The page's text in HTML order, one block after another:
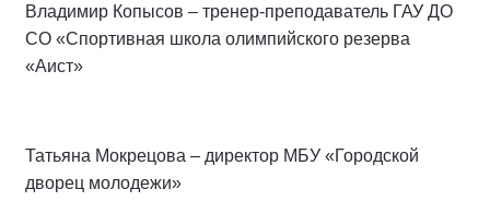
Владимир Копысов – тренер-преподаватель ГАУ ДО
СО «Спортивная школа олимпийского резерва
«Аист»
Татьяна Мокрецова – директор МБУ «Городской
дворец молодежи»